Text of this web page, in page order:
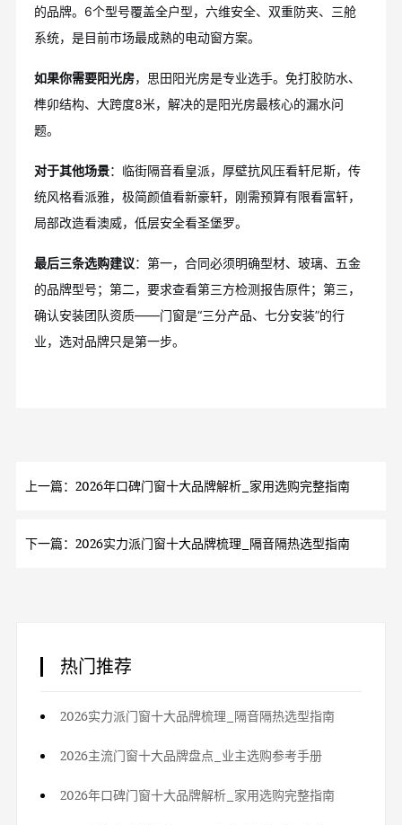
的品牌。6个型号覆盖全户型，六维安全、双重防夹、三舱
系统，是目前市场最成熟的电动窗方案。
如果你需要阳光房，思田阳光房是专业选手。免打胶防水、
榫卯结构、大跨度8米，解决的是阳光房最核心的漏水问
题。
对于其他场景：临街隔音看皇派，厚壁抗风压看轩尼斯，传
统风格看派雅，极简颜值看新豪轩，刚需预算有限看富轩，
局部改造看澳威，低层安全看圣堡罗。
最后三条选购建议：第一，合同必须明确型材、玻璃、五金
的品牌型号；第二，要求查看第三方检测报告原件；第三，
确认安装团队资质——门窗是“三分产品、七分安装”的行
业，选对品牌只是第一步。
上一篇：2026年口碑门窗十大品牌解析_家用选购完整指南
下一篇：2026实力派门窗十大品牌梳理_隔音隔热选型指南
热门推荐
2026实力派门窗十大品牌梳理_隔音隔热选型指南
2026主流门窗十大品牌盘点_业主选购参考手册
2026年口碑门窗十大品牌解析_家用选购完整指南